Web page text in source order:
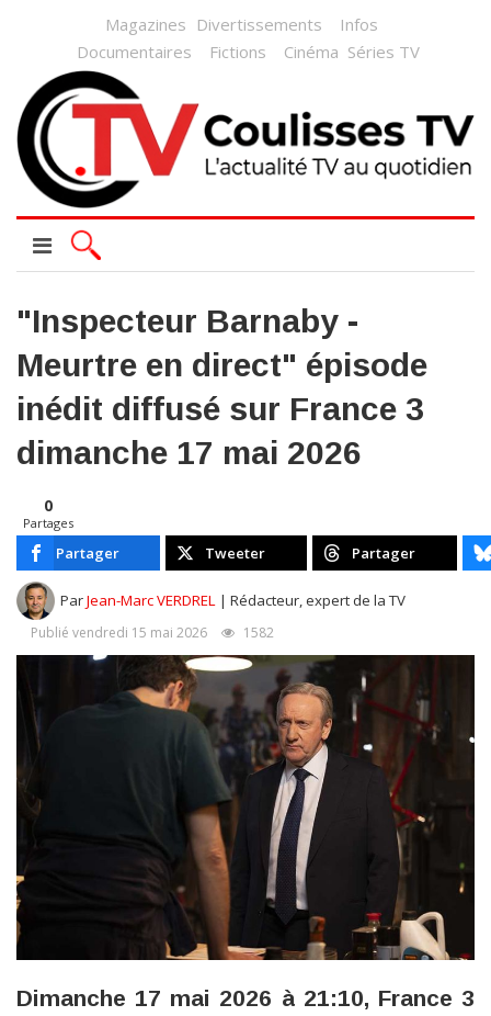
Magazines Divertissements
Infos
Documentaires
Fictions Cinéma Séries TV
"Inspecteur Barnaby -
Meurtre en direct" épisode
inédit diffusé sur France 3
dimanche 17 mai 2026
0
Partages
Partager Tweeter Partager
ParJean-Marc VERDREL | Rédacteur, expert de la TV
Publié vendredi 15 mai 2026 1582
Dimanche 17 mai 2026 à 21:10, France 3